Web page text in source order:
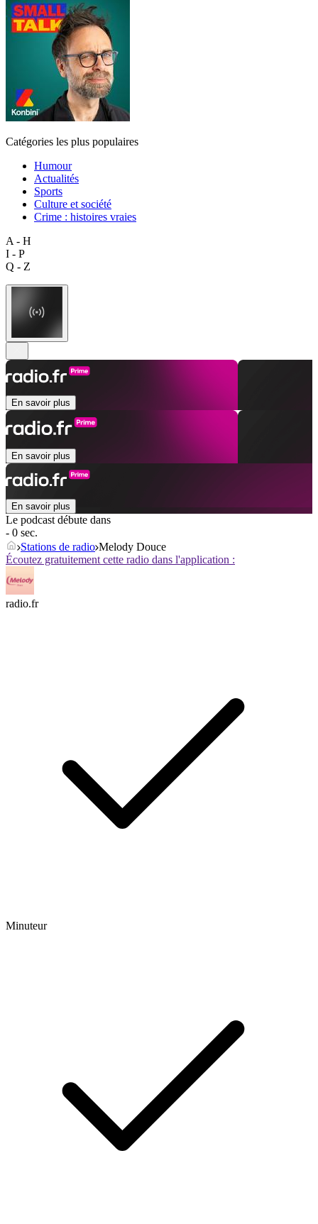
Catégories les plus populaires
Humour
Actualités
Sports
Culture et société
Crime : histoires vraies
A - H
I - P
Q - Z
En savoir plus
En savoir plus
En savoir plus
Le podcast débute dans
- 0 sec.
Stations de radio Melody Douce
Écoutez gratuitement cette radio dans l'application :
radio.fr
Minuteur